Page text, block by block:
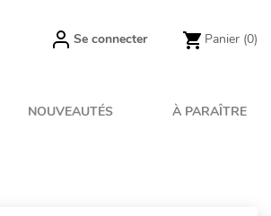
Se connecter Panier (0)
NOUVEAUTÉS À PARAÎTRE